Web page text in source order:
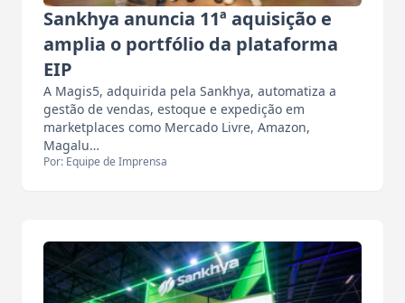
Sankhya anuncia 11ª aquisição e
amplia o portfólio da plataforma
EIP
A Magis5, adquirida pela Sankhya, automatiza a
gestão de vendas, estoque e expedição em
marketplaces como Mercado Livre, Amazon,
Magalu…
Por: Equipe de Imprensa